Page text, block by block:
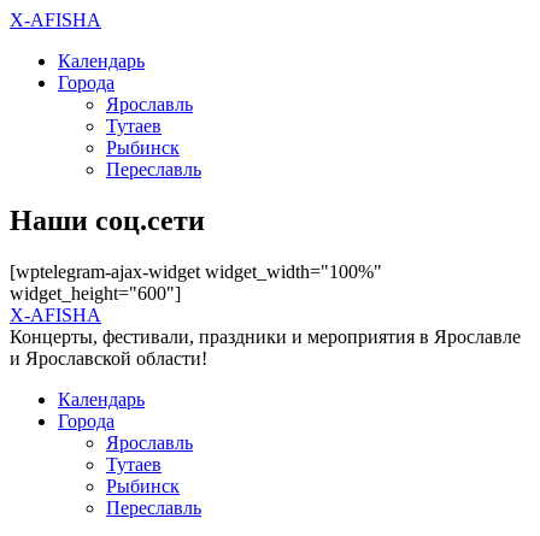
X-AFISHA
Календарь
Города
Ярославль
Тутаев
Рыбинск
Переславль
Наши соц.сети
[wptelegram-ajax-widget widget_width="100%"
widget_height="600"]
X-AFISHA
Концерты, фестивали, праздники и мероприятия в Ярославле
и Ярославской области!
Календарь
Города
Ярославль
Тутаев
Рыбинск
Переславль